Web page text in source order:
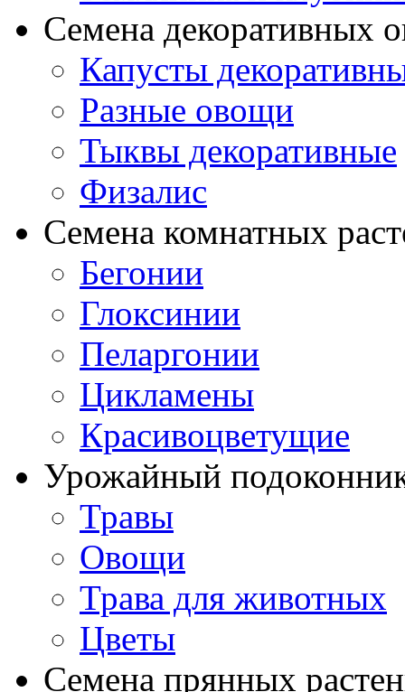
Семена декоративных
Капусты
Разные овощи
Тыквы декоративные
Физалис
Семена комнатных
Бегонии
Глоксинии
Пеларгонии
Цикламены
Красивоцветущие
Урожайный
Травы
Овощи
Трава для животных
Цветы
Семена прянных